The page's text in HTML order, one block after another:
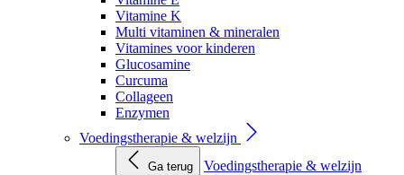
Vitamine K
Multi vitaminen & mineralen
Vitamines voor kinderen
Glucosamine
Curcuma
Collageen
Enzymen
Voedingstherapie & welzijn
Ga terug
Voedingstherapie & welzijn